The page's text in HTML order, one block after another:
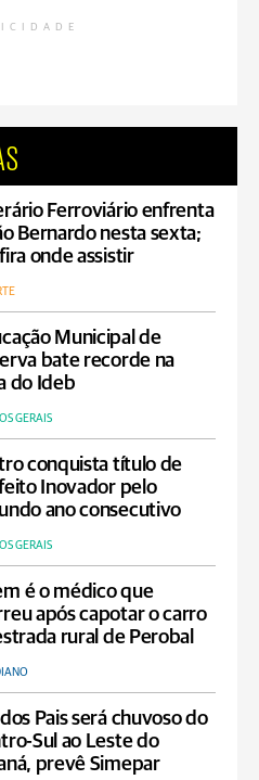
Ferroviário enfrenta
Bernardo nesta sexta;
onde assistir
Municipal de
bate recorde na
do Ideb
GERAIS
conquista título de
Inovador pelo
ano consecutivo
GERAIS
é o médico que
após capotar o carro
rural de Perobal
Pais será chuvoso do
Sul ao Leste do
prevê Simepar